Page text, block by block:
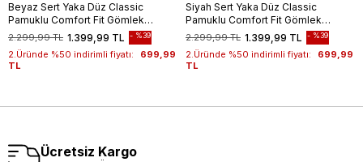
Beyaz Sert Yaka Düz Classic
Pamuklu Comfort Fit Gömlek
1004250213 1.399,99 TL
2.299,99 TL %39
2.Üründe %50 indirimli fiyatı:
699,99
TL
Siyah Sert Yaka Düz Classic
Pamuklu Comfort Fit Gömlek
1004250213 1.399,99 TL
2.299,99 TL %39
2.Üründe %50 indirimli fiyatı:
699,99
TL
Ücretsiz Kargo